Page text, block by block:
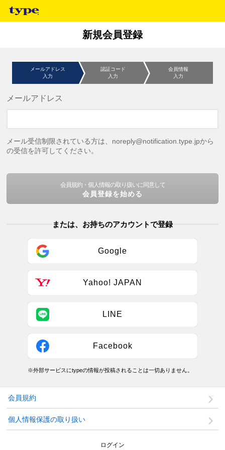
新規会員登録
メールアドレス
入力
認証コード
入力
会員情報
入力
メールアドレス
メール受信制限されている方は、noreply@notification.type.jpから
の受信を許可してください。
会員規約・個人情報の取り扱いに同意して
会員登録を始める
または、お持ちのアカウントで登録
Google
Yahoo! JAPAN
LINE
Facebook
※外部サービスにtypeの情報が投稿されることは一切ありません。
会員規約
個人情報保護の取り扱い
ログイン